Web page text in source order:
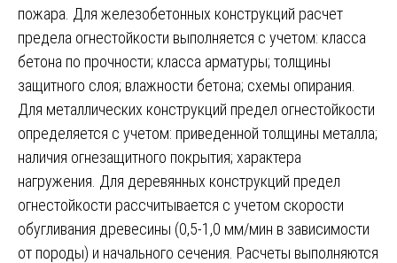
пожара. Для железобетонных конструкций расчет
предела огнестойкости выполняется с учетом: класса
бетона по прочности; класса арматуры; толщины
защитного слоя; влажности бетона; схемы опирания.
Для металлических конструкций предел огнестойкости
определяется с учетом: приведенной толщины металла;
наличия огнезащитного покрытия; характера
нагружения. Для деревянных конструкций предел
огнестойкости рассчитывается с учетом скорости
обугливания древесины (0,5-1,0 мм/мин в зависимости
от породы) и начального сечения. Расчеты выполняются